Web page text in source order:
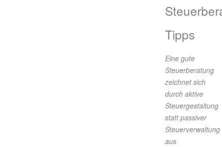
Tipps
Eine gute
Steuerberatung
zeichnet sich
durch aktive
Steuergestaltung
statt passiver
Steuerverwaltung
aus